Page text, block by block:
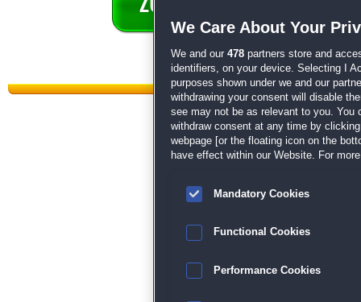
Datenschutz| AGB|Impressum
We Care About Your
We and our 478 partners store and
identifiers, on your device. Selecting I
purposes shown under we and our
withdrawing your consent will disable
see may not be as relevant to you. You
withdraw consent at any time by
webpage [or the floating icon on the
have effect within our Website. For
Mandatory Cookies
Functional Cookies
Performance Cookies